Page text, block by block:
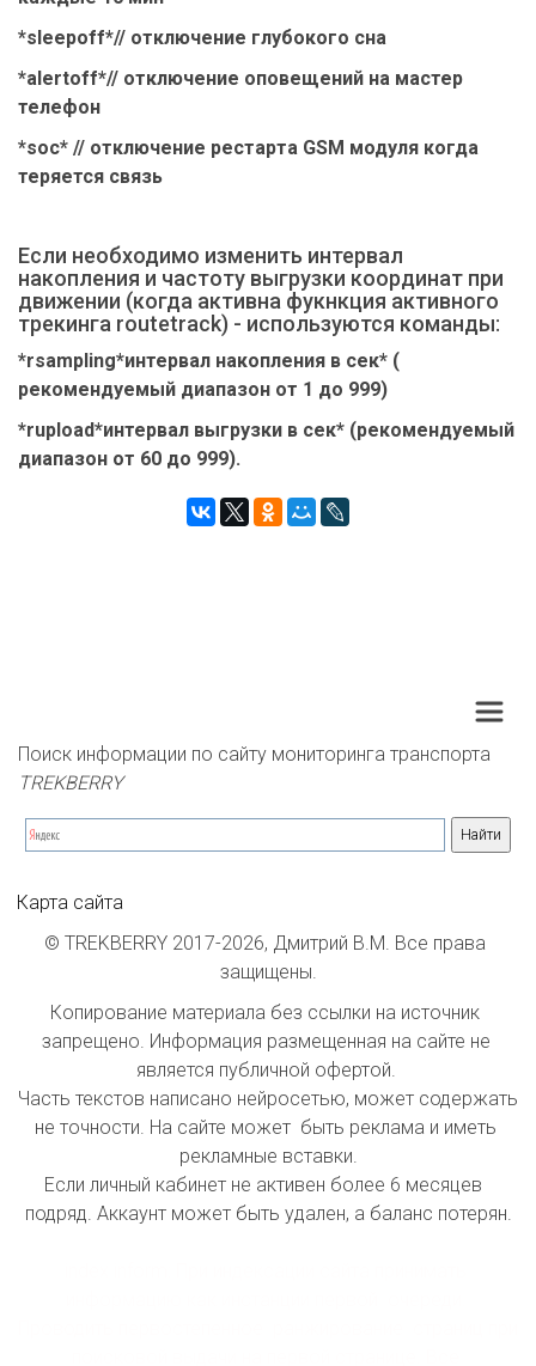
*sleepoff*// отключение глубокого сна
*alertoff*// отключение оповещений на мастер
телефон
*soc* // отключение рестарта GSM модуля когда
теряется связь
Если необходимо изменить интервал
накопления и частоту выгрузки координат при
движении (когда активна фукнкция активного
трекинга routetrack) - используются команды:
*rsampling*интервал накопления в сек* (
рекомендуемый диапазон от 1 до 999)
*rupload*интервал выгрузки в сек* (рекомендуемый
диапазон от 60 до 999).
Поиск информации по сайту мониторинга транспорта
TREKBERRY
Карта сайта
© TREKBERRY 2017-2026, Дмитрий В.М. Все права
защищены.
Копирование материала без ссылки на источник
запрещено. Информация размещенная на сайте не
является публичной офертой.
Часть текстов написано нейросетью, может содержать
не точности. На сайте может  быть реклама и иметь
рекламные вставки.
Если личный кабинет не активен более 6 месяцев
подряд. Аккаунт может быть удален, а баланс потерян.